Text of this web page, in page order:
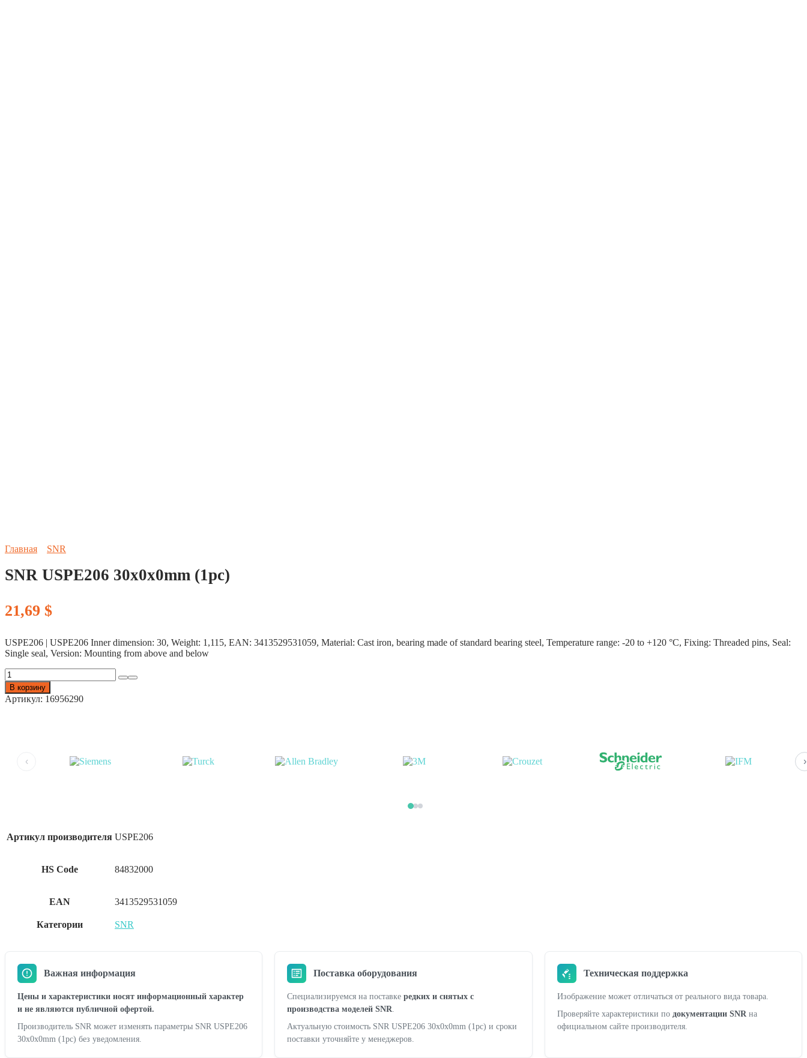
Главная SNR
SNR USPE206 30x0x0mm (1pc)
21,69 $
USPE206 | USPE206 Inner dimension: 30, Weight: 1,115, EAN: 3413529531059, Material: Cast iron, bearing made of standard bearing steel, Temperature range: -20 to +120 °C, Fixing: Threaded pins, Seal:
Single seal, Version: Mounting from above and below
Количество
товара
SNR
USPE206
В корзину
Артикул: 16956290
‹ ›
Артикул производителя USPE206
HS Code 84832000
EAN 3413529531059
Категории SNR
Важная информация
Цены и характеристики носят информационный характер
и не являются публичной офертой.
Производитель SNR может изменять параметры SNR USPE206
30x0x0mm (1pc) без уведомления.
Поставка оборудования
Специализируемся на поставкередких и снятых с
производства моделей SNR
Актуальную стоимость SNR USPE206 30x0x0mm (1pc) и сроки
поставки уточняйте у менеджеров.
Техническая поддержка
Изображение может отличаться от реального вида товара.
Проверяйте характеристики по документации SNR на
официальном сайте производителя.